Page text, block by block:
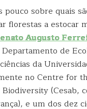
pouco sobre quais
florestas a estocar
Augusto
de
da
no Centre for
(Cesab,
e um dos dez